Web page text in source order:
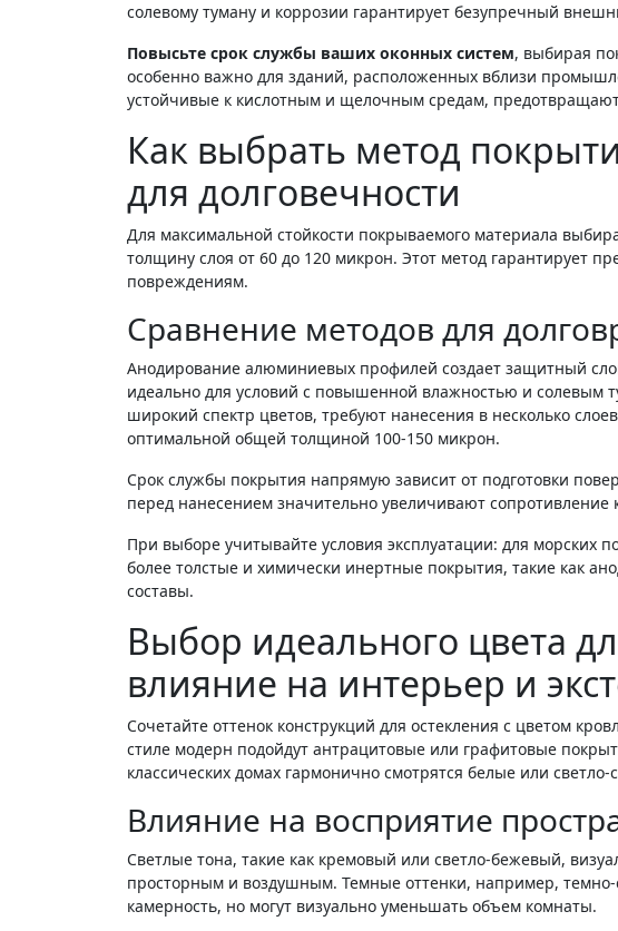
солевому туману и коррозии гарантирует безупречный
Повысьте срок службы ваших оконных систем, выбирая
особенно важно для зданий, расположенных вблизи
устойчивые к кислотным и щелочным средам,
Как выбрать метод
для долговечности
Для максимальной стойкости покрываемого материала
толщину слоя от 60 до 120 микрон. Этот метод гарантирует
повреждениям.
Сравнение методов для
Анодирование алюминиевых профилей создает защитный
идеально для условий с повышенной влажностью и солевым
широкий спектр цветов, требуют нанесения в несколько
оптимальной общей толщиной 100-150 микрон.
Срок службы покрытия напрямую зависит от подготовки
перед нанесением значительно увеличивают
При выборе учитывайте условия эксплуатации: для
более толстые и химически инертные покрытия, такие как
составы.
Выбор идеального цвета
влияние на интерьер и
Сочетайте оттенок конструкций для остекления с цветом
стиле модерн подойдут антрацитовые или графитовые
классических домах гармонично смотрятся белые или
Влияние на восприятие
Светлые тона, такие как кремовый или светло-бежевый,
просторным и воздушным. Темные оттенки, например,
камерность, но могут визуально уменьшать объем комнаты.